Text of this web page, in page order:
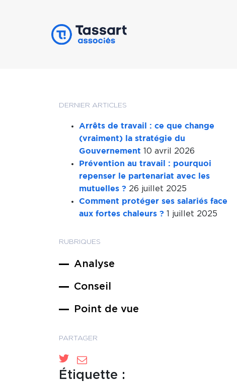
DERNIER ARTICLES
Arrêts de travail : ce que change
(vraiment) la stratégie du
Gouvernement 10 avril 2026
Prévention au travail : pourquoi
repenser le partenariat avec les
mutuelles ? 26 juillet 2025
Comment protéger ses salariés face
aux fortes chaleurs ? 1 juillet 2025
RUBRIQUES
Analyse
Conseil
Point de vue
PARTAGER
Étiquette :